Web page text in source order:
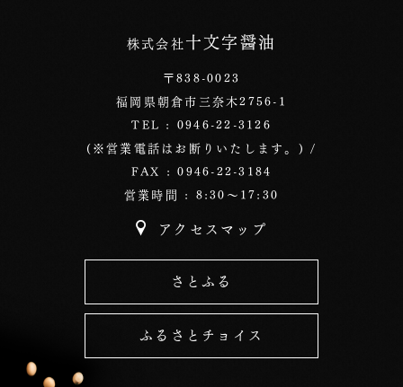
株式会社十文字醤油
〒838-0023
福岡県朝倉市三奈木2756-1
TEL : 0946-22-3126
(※営業電話はお断りいたします。) /
FAX : 0946-22-3184
営業時間 : 8:30～17:30
アクセスマップ
さとふる
ふるさとチョイス